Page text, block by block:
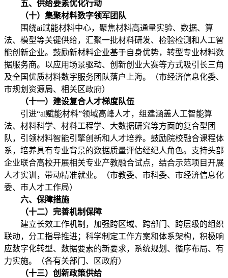
五、供给要素优化行动
（十）集聚材料数字领军团队
围绕ai赋能材料中心，聚焦材料高通量实验、数据、算
法、模型等关键供给，汇聚一批材料研发、检验检测和人工智
能创新企业。鼓励新材料企业基于自身优势，转型专业材料数
据服务商。以应用场景驱动、创新创业大赛等方式吸引长三角
及全国优质材料数字服务团队落户上海。（市经济信息化委、
市规划资源局、相关区政府）
（十一）建设复合人才梯度队伍
引进“ai赋能材料”领域高峰人才，组建涵盖人工智能算
法、材料科学、材料工程学、大数据研究等方面的复合型团
队，引领材料智能引擎创新和人才培养。鼓励院校融合课程体
系，培养具有专业背景的数据质量评估经纪人角色。支持头部
企业联合高校开展相关专业产教融合试点，结合示范项目开展
人才实训，带动精准就业。（市教委、市科委、市经济信息化
委、市人才工作局）
六、保障措施
（十二）完善机制保障
建立长效工作机制，加强跨区域、跨部门、跨层级的组织
联动，分工指导推进；科学制定工作方案和体系架构，积极响
应数字化转型、数据要素的新要求，系统规划、循序布局、有
力实施。（各有关部门、区政府）
（十三）创新政策供给